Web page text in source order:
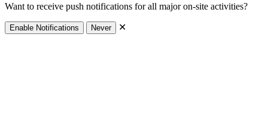
Want to receive push notifications for all major on-site activities?
Enable Notifications Never ✕